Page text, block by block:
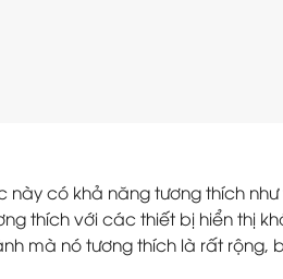
này có khả năng tương thích
thích với các thiết bị hiển thị
mà nó tương thích là rất rộng,